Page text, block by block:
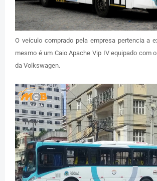
O veículo comprado pela empresa pertencia a
mesmo é um Caio Apache Vip IV equipado com
da Volkswagen.